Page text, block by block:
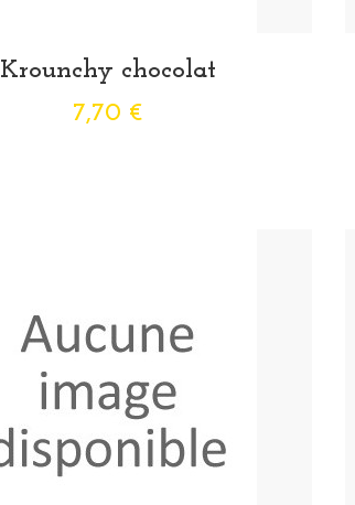
Krounchy chocolat
7,70 €